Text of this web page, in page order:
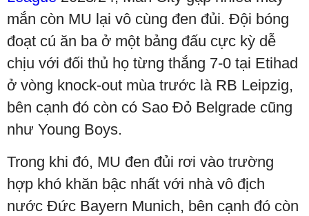
mắn còn MU lại vô cùng đen đủi. Đội bóng
đoạt cú ăn ba ở một bảng đấu cực kỳ dễ
chịu với đối thủ họ từng thắng 7-0 tại Etihad
ở vòng knock-out mùa trước là RB Leipzig,
bên cạnh đó còn có Sao Đỏ Belgrade cũng
như Young Boys.
Trong khi đó, MU đen đủi rơi vào trường
hợp khó khăn bậc nhất với nhà vô địch
nước Đức Bayern Munich, bên cạnh đó còn